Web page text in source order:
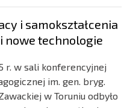
i samokształcenia
nowe technologie
r. w sali konferencyjnej
im. gen. bryg.
w Toruniu odbyło